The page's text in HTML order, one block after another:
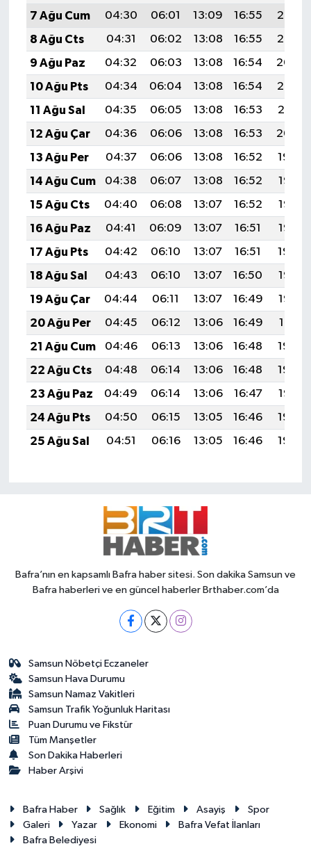
7 Ağu Cum
04:30 06:01 13:09 16:55
20:06
8 Ağu Cts
04:31 06:02 13:08 16:55
20:05
9 Ağu Paz
04:32 06:03 13:08 16:54
20:04
10 Ağu Pts
04:34 06:04 13:08 16:54
20:03
11 Ağu Sal
04:35 06:05 13:08 16:53
20:01
12 Ağu Çar
04:36 06:06 13:08 16:53
20:00
13 Ağu Per
04:37 06:06 13:08 16:52
19:59
14 Ağu Cum
04:38 06:07 13:08 16:52
19:58
15 Ağu Cts
04:40 06:08 13:07 16:52
19:57
16 Ağu Paz
04:41 06:09 13:07 16:51
19:56
17 Ağu Pts
04:42 06:10 13:07 16:51
19:54
18 Ağu Sal
04:43 06:10 13:07 16:50
19:53
19 Ağu Çar
04:44 06:11 13:07 16:49
19:52
20 Ağu Per
04:45 06:12 13:06 16:49
19:51
21 Ağu Cum
04:46 06:13 13:06 16:48
19:49
22 Ağu Cts
04:48 06:14 13:06 16:48
19:48
23 Ağu Paz
04:49 06:14 13:06 16:47
19:47
24 Ağu Pts
04:50 06:15 13:05 16:46
19:45
25 Ağu Sal
04:51 06:16 13:05 16:46 19:44
Bafra’nın en kapsamlı Bafra haber sitesi. Son dakika Samsun ve
Bafra haberleri ve en güncel haberler Brthaber.com’da
Samsun Nöbetçi Eczaneler
Samsun Hava Durumu
Samsun Namaz Vakitleri
Samsun Trafik Yoğunluk Haritası
Puan Durumu ve Fikstür
Tüm Manşetler
Son Dakika Haberleri
Haber Arşivi
Bafra Haber Sağlık Eğitim Asayiş
Spor
Galeri
Yazar Ekonomi
Bafra Vefat İlanları
Bafra Belediyesi